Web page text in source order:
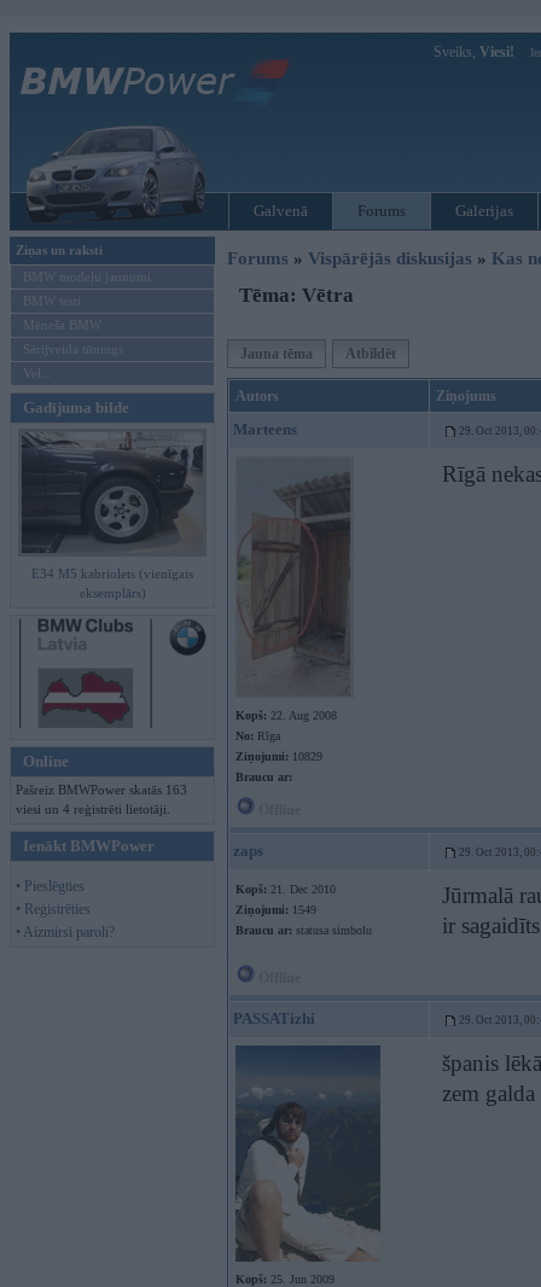
Sveiks, Viesi!
Galvenā Forums Galerijas
Ziņas un raksti
BMW modeļu jaunumi
BMW testi
Mēneša BMW
Sērijveida tūnings
Vel...
Gadījuma bilde
E34 M5 kabriolets (vienīgais
eksemplārs)
Online
Pašreiz BMWPower skatās 163
viesi un 4 reģistrēti lietotāji.
Ienākt BMWPower
• Pieslēgties
• Reģistrēties
• Aizmirsi paroli?
Forums » Vispārējās diskusijas » Kas
Tēma: Vētra
Jauna tēma Atbildēt
Autors Ziņojums
Marteens 29. Oct 2013,
Kopš: 22. Aug 2008
No: Rīga
Ziņojumi: 10829
Braucu ar:
Rīgā
zaps 29. Oct 2013,
Kopš: 21. Dec 2010
Ziņojumi: 1549
Braucu ar: statusa simbolu
Jūrmalā
ir
PASSATizhi 29. Oct 2013,
Kopš: 25. Jun 2009
španis
zem galda